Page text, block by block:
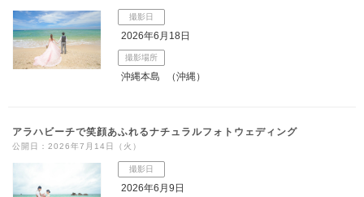
撮影日
2026年6月18日
撮影場所
沖縄本島 （沖縄）
アラハビーチで笑顔あふれるナチュラルフォトウェディング
公開日：2026年7月14日（火）
撮影日
2026年6月9日